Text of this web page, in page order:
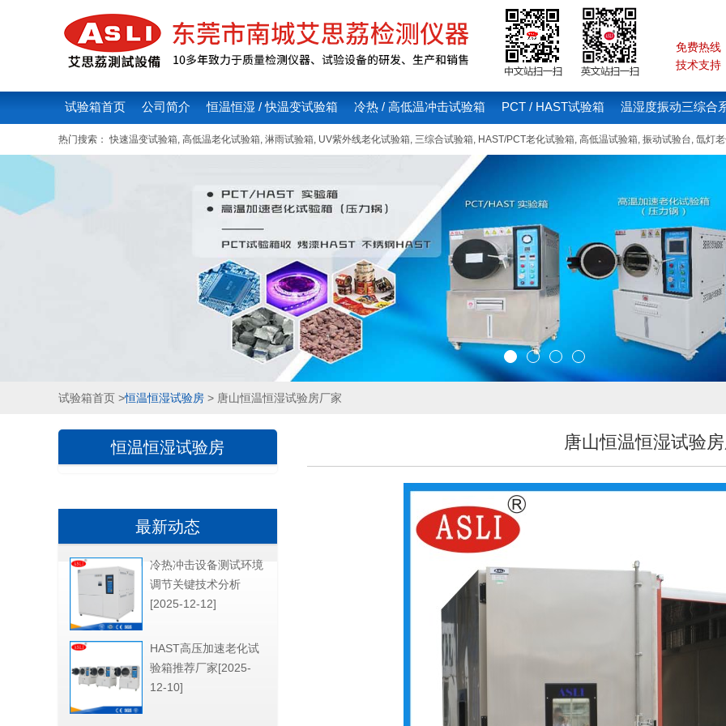
免费热线
技术支持
试验箱首页 公司简介 恒温恒湿 / 快温变试验箱 冷热 / 高低温冲击试验箱 PCT / HAST试验箱 温湿度振动三综合
热门搜索：快速温变试验箱, 高低温老化试验箱, 淋雨试验箱, UV紫外线老化试验箱, 三综合试验箱, HAST/PCT老化试验箱, 高低温试验箱, 振动试验台, 氙灯
试验箱首页 >恒温恒湿试验房 > 唐山恒温恒湿试验房厂家
唐山恒温恒湿试验
恒温恒湿试验房
最新动态
冷热冲击设备测试环境
调节关键技术分析
[2025-12-12]
HAST高压加速老化试
验箱推荐厂家[2025-
12-10]